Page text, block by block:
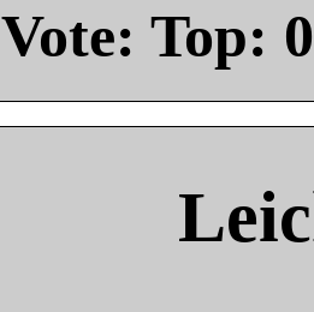
Vote: Top: 0